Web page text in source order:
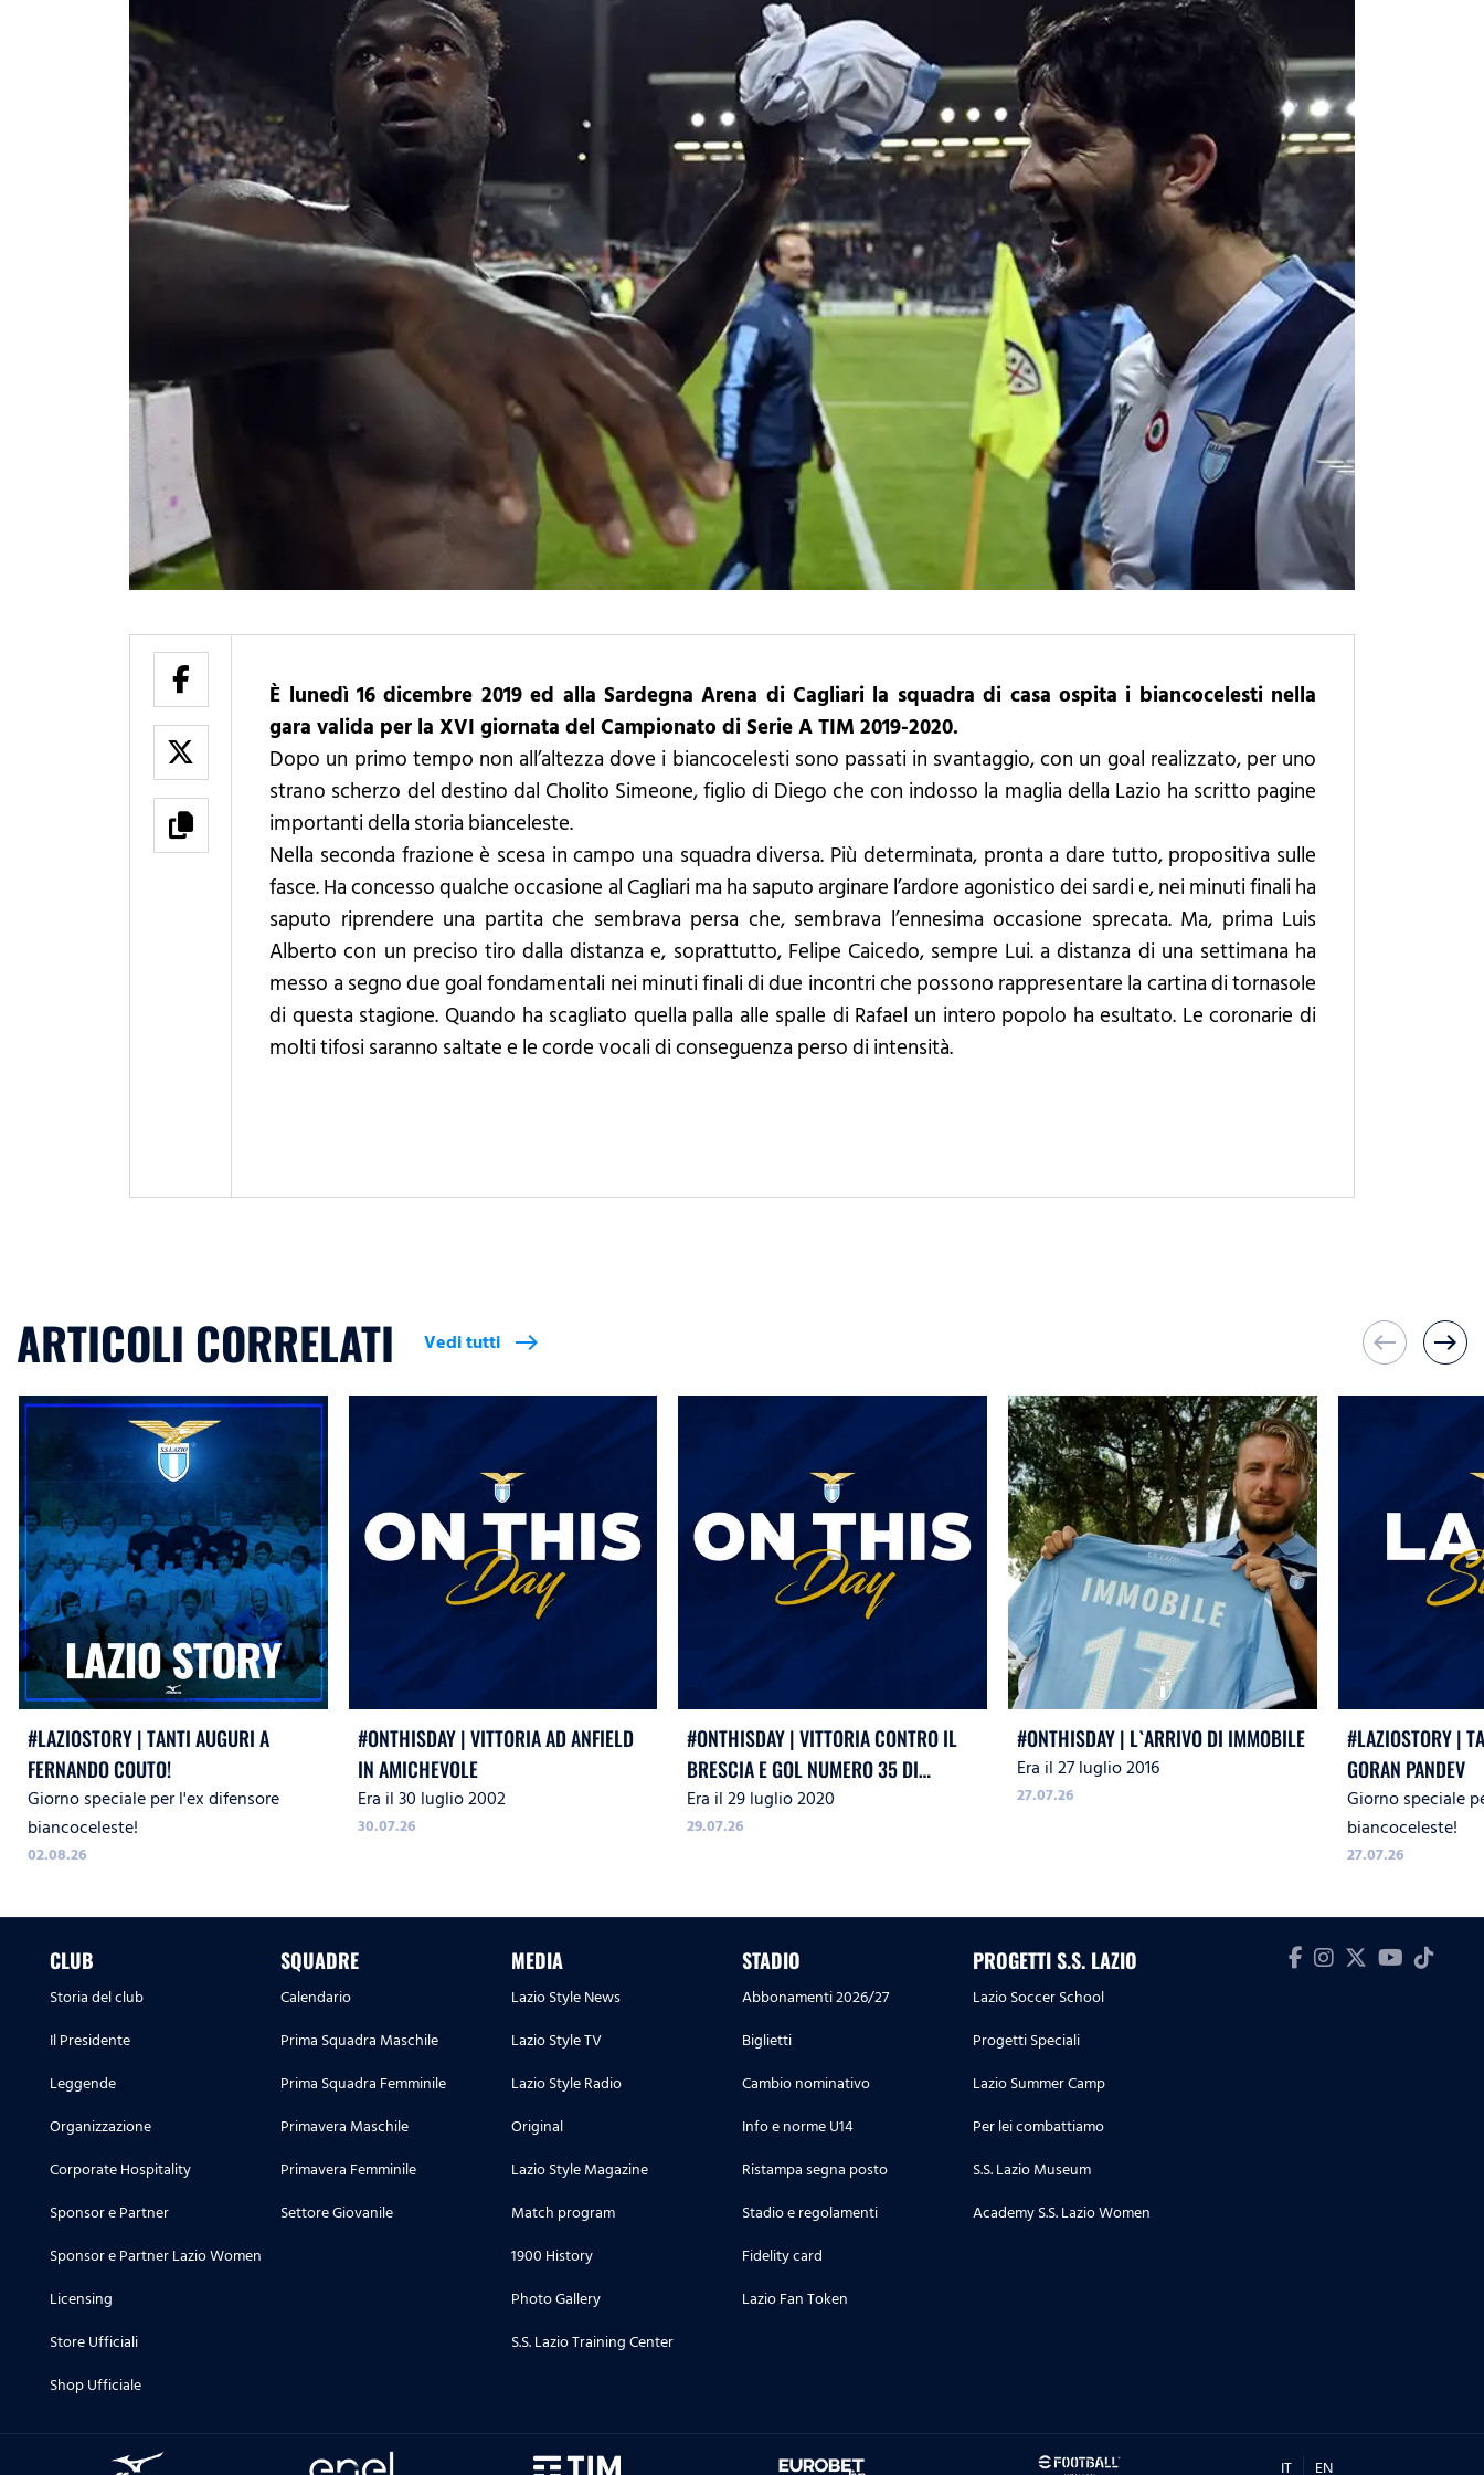
È lunedì 16 dicembre 2019 ed alla Sardegna Arena di Cagliari la squadra di casa ospita i biancocelesti nella
gara valida per la XVI giornata del Campionato di Serie A TIM 2019-2020.
Dopo un primo tempo non all’altezza dove i biancocelesti sono passati in svantaggio, con un goal realizzato, per uno
strano scherzo del destino dal Cholito Simeone, figlio di Diego che con indosso la maglia della Lazio ha scritto pagine
importanti della storia bianceleste.
Nella seconda frazione è scesa in campo una squadra diversa. Più determinata, pronta a dare tutto, propositiva sulle
fasce. Ha concesso qualche occasione al Cagliari ma ha saputo arginare l’ardore agonistico dei sardi e, nei minuti finali ha
saputo riprendere una partita che sembrava persa che, sembrava l’ennesima occasione sprecata. Ma, prima Luis
Alberto con un preciso tiro dalla distanza e, soprattutto, Felipe Caicedo, sempre Lui. a distanza di una settimana ha
messo a segno due goal fondamentali nei minuti finali di due incontri che possono rappresentare la cartina di tornasole
di questa stagione. Quando ha scagliato quella palla alle spalle di Rafael un intero popolo ha esultato. Le coronarie di
molti tifosi saranno saltate e le corde vocali di conseguenza perso di intensità.
ARTICOLI CORRELATI Vedi tutti east west east
#LAZIOSTORY | TANTI AUGURI A
FERNANDO COUTO!
Giorno speciale per l'ex difensore
biancoceleste!
02.08.26
#ONTHISDAY | VITTORIA AD ANFIELD
IN AMICHEVOLE
Era il 30 luglio 2002
30.07.26
#ONTHISDAY | VITTORIA CONTRO IL
BRESCIA E GOL NUMERO 35 DI
IMMOBILE
Era il 29 luglio 2020
29.07.26
#ONTHISDAY | L`ARRIVO DI IMMOBILE
Era il 27 luglio 2016
27.07.26
#LAZIOSTORY |
GORAN PANDEV
Giorno speciale
biancoceleste!
27.07.26
CLUB
Storia del club
Il Presidente
Leggende
Organizzazione
Corporate Hospitality
Sponsor e Partner
Sponsor e Partner Lazio Women
Licensing
Store Ufficiali
Shop Ufficiale
SQUADRE
Calendario
Prima Squadra Maschile
Prima Squadra Femminile
Primavera Maschile
Primavera Femminile
Settore Giovanile
MEDIA
Lazio Style News
Lazio Style TV
Lazio Style Radio
Original
Lazio Style Magazine
Match program
1900 History
Photo Gallery
S.S. Lazio Training Center
STADIO
Abbonamenti 2026/27
Biglietti
Cambio nominativo
Info e norme U14
Ristampa segna posto
Stadio e regolamenti
Fidelity card
Lazio Fan Token
PROGETTI S.S. LAZIO
Lazio Soccer School
Progetti Speciali
Lazio Summer Camp
Per lei combattiamo
S.S. Lazio Museum
Academy S.S. Lazio Women
IT EN